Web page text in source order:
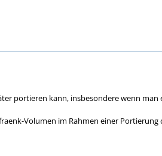
portieren kann, insbesondere wenn
Volumen im Rahmen einer